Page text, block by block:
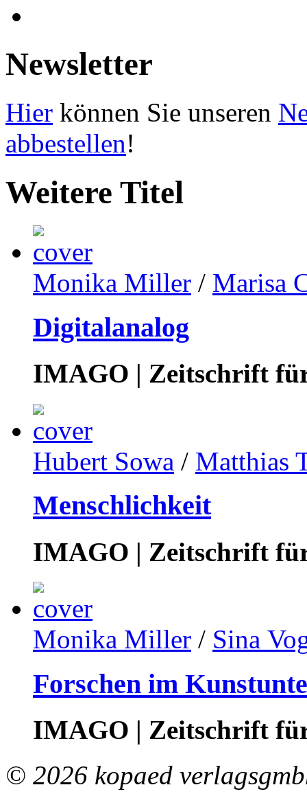
Newsletter
Hier können Sie unseren
abbestellen!
Weitere Titel
Monika Miller / Marisa
Digitalanalog
IMAGO | Zeitschrift
Hubert Sowa / Matthias
Menschlichkeit
IMAGO | Zeitschrift
Monika Miller / Sina
Forschen im
IMAGO | Zeitschrift
© 2026 kopaed